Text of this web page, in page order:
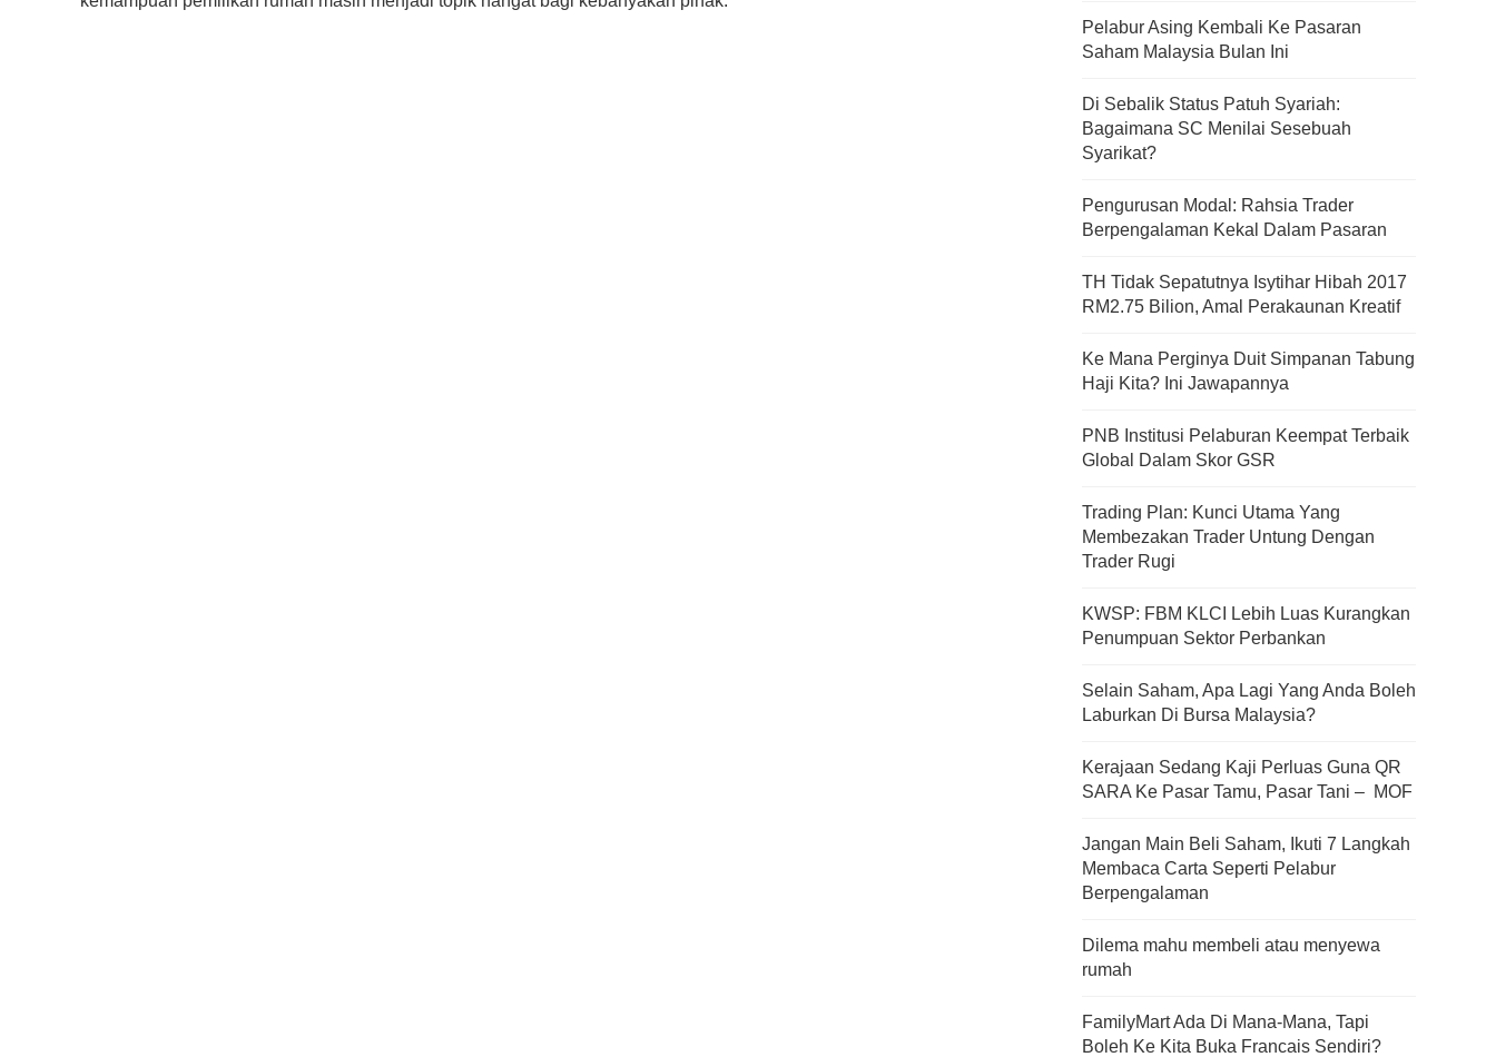
Pelabur Asing Kembali Ke Pasaran
Saham Malaysia Bulan Ini
Di Sebalik Status Patuh Syariah:
Bagaimana SC Menilai Sesebuah
Syarikat?
Pengurusan Modal: Rahsia Trader
Berpengalaman Kekal Dalam Pasaran
TH Tidak Sepatutnya Isytihar Hibah 2017
RM2.75 Bilion, Amal Perakaunan Kreatif
Ke Mana Perginya Duit Simpanan Tabung
Haji Kita? Ini Jawapannya
PNB Institusi Pelaburan Keempat Terbaik
Global Dalam Skor GSR
Trading Plan: Kunci Utama Yang
Membezakan Trader Untung Dengan
Trader Rugi
KWSP: FBM KLCI Lebih Luas Kurangkan
Penumpuan Sektor Perbankan
Selain Saham, Apa Lagi Yang Anda Boleh
Laburkan Di Bursa Malaysia?
Kerajaan Sedang Kaji Perluas Guna QR
SARA Ke Pasar Tamu, Pasar Tani – MOF
Jangan Main Beli Saham, Ikuti 7 Langkah
Membaca Carta Seperti Pelabur
Berpengalaman
Dilema mahu membeli atau menyewa
rumah
FamilyMart Ada Di Mana-Mana, Tapi
Boleh Ke Kita Buka Francais Sendiri?
Kenali Franchisee Disebalik
Family Mart
Yang Selalu Sifu Saham Sebut
Tu?